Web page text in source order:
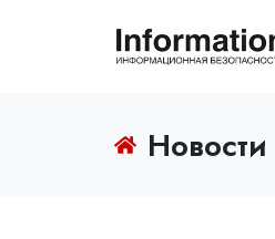
Новости